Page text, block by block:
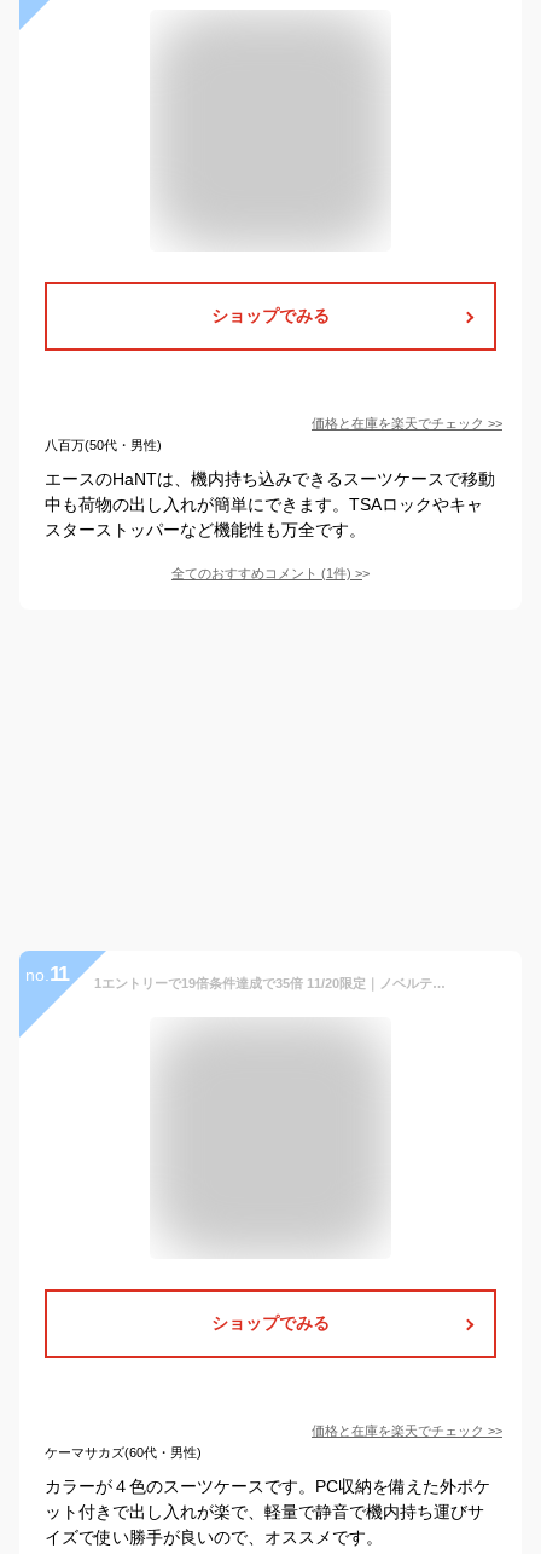
ショップでみる
価格と在庫を楽天でチェック >>
八百万(50代・男性)
エースのHaNTは、機内持ち込みできるスーツケースで移動
中も荷物の出し入れが簡単にできます。TSAロックやキャ
スターストッパーなど機能性も万全です。
全てのおすすめコメント (1件) >
no. 11 1エントリーで19倍条件達成で35倍 11/20限定｜ノベルティ付 フリクエンター スーツケース FREQUENTER LIEVE キャリーケース リエーヴェ4輪キャリー 48cm 32L 機内持ち込み 軽量 Sサイズ 静音 TSロック フロントポケット PC収納 抗菌 1泊 2泊 ユニセックス 1-254
ショップでみる
価格と在庫を楽天でチェック >>
ケーマサカズ(60代・男性)
カラーが４色のスーツケースです。PC収納を備えた外ポケ
ット付きで出し入れが楽で、軽量で静音で機内持ち運びサ
イズで使い勝手が良いので、オススメです。